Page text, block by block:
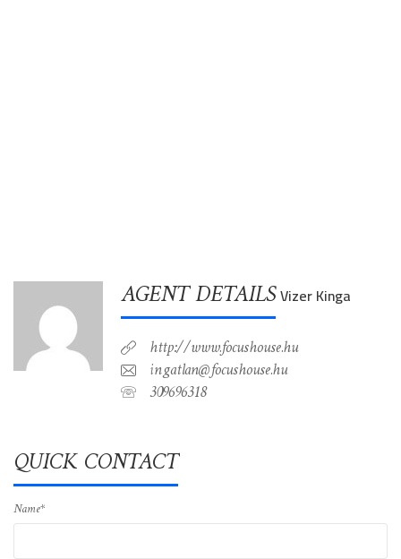
AGENT DETAILSVizer Kinga
http://www.focushouse.hu
ingatlan@focushouse.hu
309696318
QUICK CONTACT
Name*